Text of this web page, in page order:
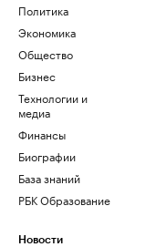
Политика
Экономика
Общество
Бизнес
Технологии и
медиа
Финансы
Биографии
База знаний
РБК Образование
Новости